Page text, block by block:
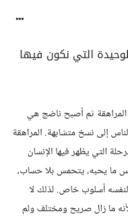
التي نكون فيها
ثم أصبح ناضج هي
إلى نسخ متشابهة. المراهقة
التي يظهر فيها الإنسان
ما يحبه، يتحمس بلا حساب،
أسلوب خاص. لذلك لا
ما زال صريح ومختلف ولم